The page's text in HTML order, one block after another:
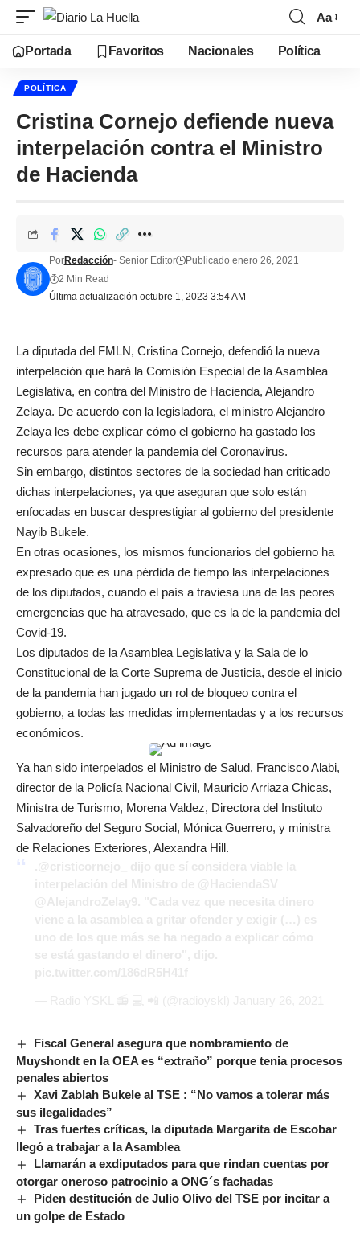
Aa
Portada Favoritos Nacionales Política
POLÍTICA
Cristina Cornejo defiende nueva
interpelación contra el Ministro
de Hacienda
Última actualización octubre 1, 2023 3:54 AM
PorRedacción- Senior Editor
Publicado enero 26, 2021
2 Min Read
La diputada del FMLN, Cristina Cornejo, defendió la nueva
interpelación que hará la Comisión Especial de la Asamblea
Legislativa, en contra del Ministro de Hacienda, Alejandro
Zelaya. De acuerdo con la legisladora, el ministro Alejandro
Zelaya les debe explicar cómo el gobierno ha gastado los
recursos para atender la pandemia del Coronavirus.
Sin embargo, distintos sectores de la sociedad han criticado
dichas interpelaciones, ya que aseguran que solo están
enfocadas en buscar desprestigiar al gobierno del presidente
Nayib Bukele.
En otras ocasiones, los mismos funcionarios del gobierno ha
expresado que es una pérdida de tiempo las interpelaciones
de los diputados, cuando el país a traviesa una de las peores
emergencias que ha atravesado, que es la de la pandemia del
Covid-19.
Los diputados de la Asamblea Legislativa y la Sala de lo
Constitucional de la Corte Suprema de Justicia, desde el inicio
de la pandemia han jugado un rol de bloqueo contra el
gobierno, a todas las medidas implementadas y a los recursos
económicos.
Ya han sido interpelados el Ministro de Salud, Francisco Alabi,
director de la Policía Nacional Civil, Mauricio Arriaza Chicas,
Ministra de Turismo, Morena Valdez, Directora del Instituto
Salvadoreño del Seguro Social, Mónica Guerrero, y ministra
de Relaciones Exteriores, Alexandra Hill.
Fiscal General asegura que nombramiento de
Muyshondt en la OEA es “extraño” porque tenia procesos
penales abiertos
Xavi Zablah Bukele al TSE : “No vamos a tolerar más
sus ilegalidades”
Tras fuertes críticas, la diputada Margarita de Escobar
llegó a trabajar a la Asamblea
Llamarán a exdiputados para que rindan cuentas por
otorgar oneroso patrocinio a ONG´s fachadas
Piden destitución de Julio Olivo del TSE por incitar a
un golpe de Estado